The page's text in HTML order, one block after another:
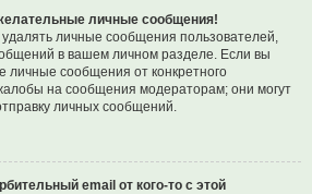
личные сообщения!
личные сообщения пользователей,
в вашем личном разделе. Если вы
личные сообщения от конкретного
на сообщения модераторам; они могут
личных сообщений.
email от кого-то с этой